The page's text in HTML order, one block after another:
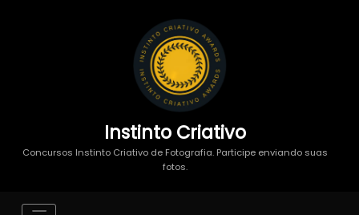
Instinto Criativo
Concursos Instinto Criativo de Fotografia. Participe enviando suas
fotos.